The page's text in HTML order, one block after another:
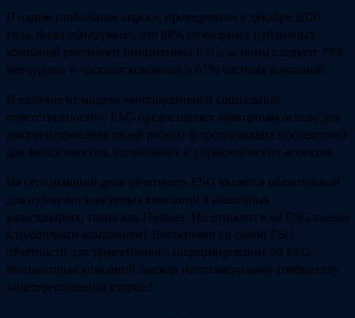
В одном глобальном опросе, проведенном в декабре 2020
года, было обнаружено, что 88% глобальных публичных
компаний реализуют инициативы ESG, за ними следуют 79%
венчурных и частных компаний и 67% частных компаний.
В отличие от модели «корпоративной социальной
ответственности», ESG предоставляет компаниям основу для
документирования своей работы и последующих последствий
для экологических, социальных и управленческих аспектов.
На сегодняшний день отчетность ESG является обязательной
для публично торгуемых компаний в некоторых
юрисдикциях, таких как Гонконг. Но относится ли ESG только
к публичным компаниям? Достаточно ли самой ESG-
отчетности для эффективного информирования об ESG-
инициативах компаний прежде несоизмеримому сообществу
заинтересованных сторон?